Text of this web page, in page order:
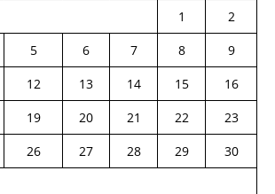
1
2
5 6 7 8
9
12 13 14 15
16
19 20 21 22
23
26 27 28 29
30